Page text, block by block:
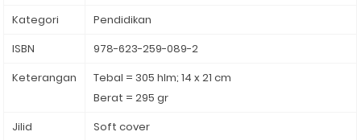
Kategori
Pendidikan
ISBN
978-623-259-089-2
Keterangan
Tebal = 305 hlm; 14 x 21 cm
Berat = 295 gr
Jilid
Soft cover